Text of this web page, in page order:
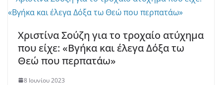
Χριστίνα Σούζη για το τροχαίο ατύχημα
που είχε: «Βγήκα και έλεγα Δόξα τω
Θεώ που περπατάω»
8 Ιουνίου 2023